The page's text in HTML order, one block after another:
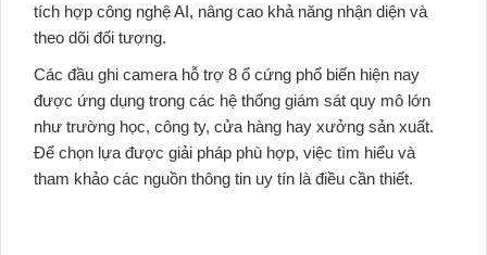
tích hợp công nghệ AI, nâng cao khả năng nhận diện và
theo dõi đối tượng.
Các đầu ghi camera hỗ trợ 8 ổ cứng phổ biến hiện nay
được ứng dụng trong các hệ thống giám sát quy mô lớn
như trường học, công ty, cửa hàng hay xưởng sản xuất.
Để chọn lựa được giải pháp phù hợp, việc tìm hiểu và
tham khảo các nguồn thông tin uy tín là điều cần thiết.